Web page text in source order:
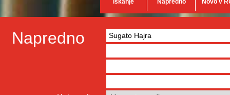
Iskanje Napredno Novo v
Napredno